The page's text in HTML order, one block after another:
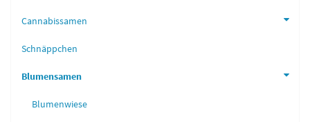
Cannabissamen
Schnäppchen
Blumensamen
Blumenwiese